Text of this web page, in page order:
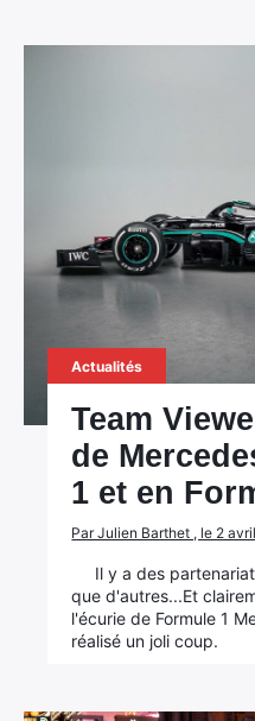
Actualités
Team
de
1 et en
Par Julien Barthet , le 2
Il y a des
que d'autres...Et
l'écurie de Formule 1
réalisé un joli coup.